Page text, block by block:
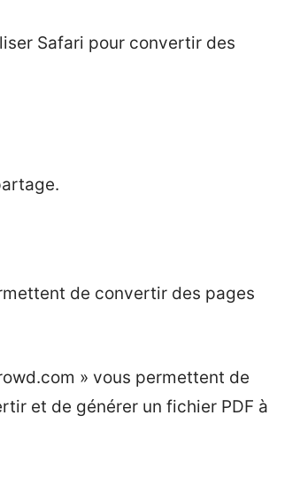
Safari pour convertir des
de convertir des pages
» vous permettent de
et de générer un fichier PDF à